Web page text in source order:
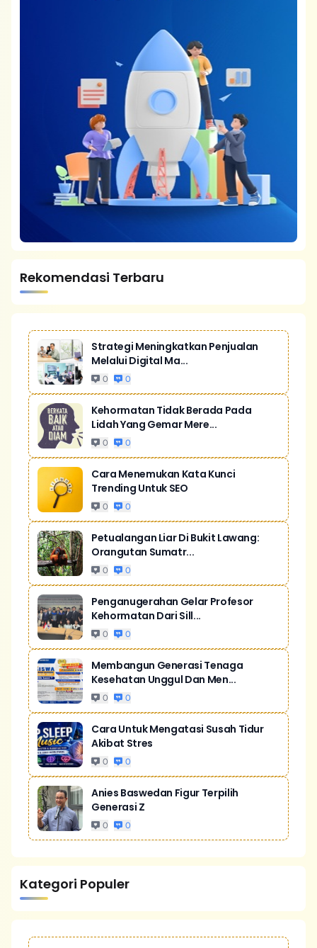
Rekomendasi Terbaru
Strategi Meningkatkan Penjualan
Melalui Digital Ma...
0 0
Kehormatan Tidak Berada Pada
Lidah Yang Gemar Mere...
0 0
Cara Menemukan Kata Kunci
Trending Untuk SEO
0 0
Petualangan Liar Di Bukit Lawang:
Orangutan Sumatr...
0 0
Penganugerahan Gelar Profesor
Kehormatan Dari Sill...
0 0
Membangun Generasi Tenaga
Kesehatan Unggul Dan Men...
0 0
Cara Untuk Mengatasi Susah Tidur
Akibat Stres
0 0
Anies Baswedan Figur Terpilih
Generasi Z
0 0
Kategori Populer